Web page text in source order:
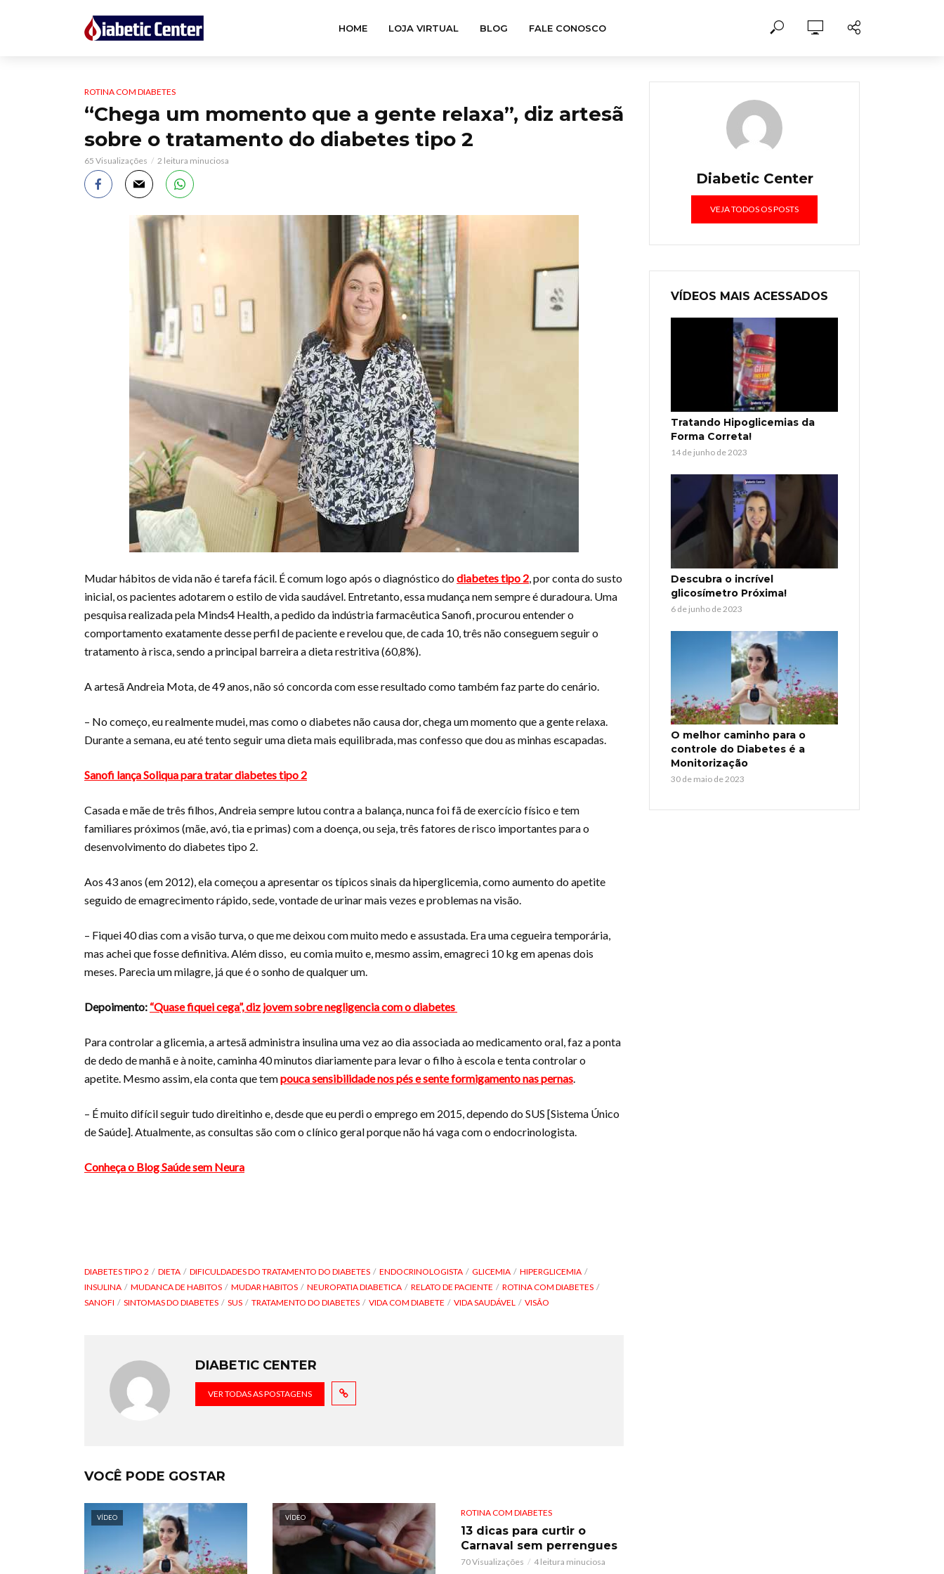
HOME LOJA VIRTUAL BLOG FALE CONOSCO
ROTINA COM DIABETES
“Chega um momento que a gente relaxa”, diz artesã
sobre o tratamento do diabetes tipo 2
65 Visualizações 2 leitura minuciosa
Mudar hábitos de vida não é tarefa fácil. É comum logo após o diagnóstico dodiabetes tipo 2, por conta do susto
inicial, os pacientes adotarem o estilo de vida saudável. Entretanto, essa mudança nem sempre é duradoura. Uma
pesquisa realizada pela Minds4 Health, a pedido da indústria farmacêutica Sanofi, procurou entender o
comportamento exatamente desse perfil de paciente e revelou que, de cada 10, três não conseguem seguir o
tratamento à risca, sendo a principal barreira a dieta restritiva (60,8%).
A artesã Andreia Mota, de 49 anos, não só concorda com esse resultado como também faz parte do cenário.
– No começo, eu realmente mudei, mas como o diabetes não causa dor, chega um momento que a gente relaxa.
Durante a semana, eu até tento seguir uma dieta mais equilibrada, mas confesso que dou as minhas escapadas.
Sanofi lança Soliqua para tratar diabetes tipo 2
Casada e mãe de três filhos, Andreia sempre lutou contra a balança, nunca foi fã de exercício físico e tem
familiares próximos (mãe, avó, tia e primas) com a doença, ou seja, três fatores de risco importantes para o
desenvolvimento do diabetes tipo 2.
Aos 43 anos (em 2012), ela começou a apresentar os típicos sinais da hiperglicemia, como aumento do apetite
seguido de emagrecimento rápido, sede, vontade de urinar mais vezes e problemas na visão.
– Fiquei 40 dias com a visão turva, o que me deixou com muito medo e assustada. Era uma cegueira temporária,
mas achei que fosse definitiva. Além disso, eu comia muito e, mesmo assim, emagreci 10 kg em apenas dois
meses. Parecia um milagre, já que é o sonho de qualquer um.
Depoimento: “Quase fiquei cega”, diz jovem sobre negligencia com o diabetes
Para controlar a glicemia, a artesã administra insulina uma vez ao dia associada ao medicamento oral, faz a ponta
de dedo de manhã e à noite, caminha 40 minutos diariamente para levar o filho à escola e tenta controlar o
apetite. Mesmo assim, ela conta que tempouca sensibilidade nos pés e sente formigamento nas pernas.
– É muito difícil seguir tudo direitinho e, desde que eu perdi o emprego em 2015, dependo do SUS [Sistema Único
de Saúde]. Atualmente, as consultas são com o clínico geral porque não há vaga com o endocrinologista.
Conheça o Blog Saúde sem Neura
DIABETES TIPO 2 DIETA DIFICULDADES DO TRATAMENTO DO DIABETES ENDOCRINOLOGISTA GLICEMIA
HIPERGLICEMIA
INSULINA
MUDANCA DE HABITOS MUDAR HABITOS NEUROPATIA DIABETICA RELATO DE PACIENTE
ROTINA COM DIABETES
SANOFI
SINTOMAS DO DIABETES SUS TRATAMENTO DO DIABETES VIDA COM DIABETE VIDA SAUDÁVEL VISÃO
DIABETIC CENTER
VER TODAS AS POSTAGENS
VOCÊ PODE GOSTAR
VÍDEO VÍDEO ROTINA COM DIABETES
13 dicas para curtir o
Carnaval sem perrengues
70 Visualizações 4 leitura minuciosa
Diabetic Center
VEJA TODOS OS POSTS
VÍDEOS MAIS ACESSADOS
Tratando Hipoglicemias da
Forma Correta!
14 de junho de 2023
Descubra o incrível
glicosímetro Próxima!
6 de junho de 2023
O melhor caminho para o
controle do Diabetes é a
Monitorização
30 de maio de 2023